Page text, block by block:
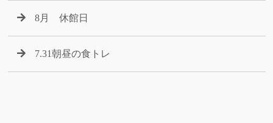
8月 休館日
7.31朝昼の食トレ